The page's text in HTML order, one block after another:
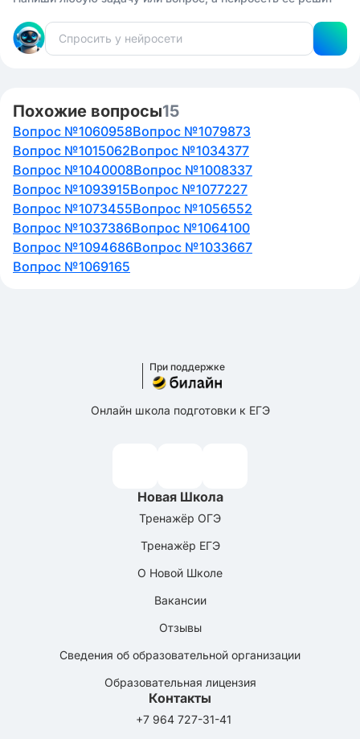
Похожие вопросы15
Вопрос №1060958Вопрос №1079873
Вопрос №1015062Вопрос №1034377
Вопрос №1040008Вопрос №1008337
Вопрос №1093915Вопрос №1077227
Вопрос №1073455Вопрос №1056552
Вопрос №1037386Вопрос №1064100
Вопрос №1094686Вопрос №1033667
Вопрос №1069165
При поддержке
Онлайн школа подготовки к ЕГЭ
Новая Школа
Тренажёр ОГЭ
Тренажёр ЕГЭ
О Новой Школе
Вакансии
Отзывы
Сведения об образовательной организации
Образовательная лицензия
Контакты
+7 964 727-31-41